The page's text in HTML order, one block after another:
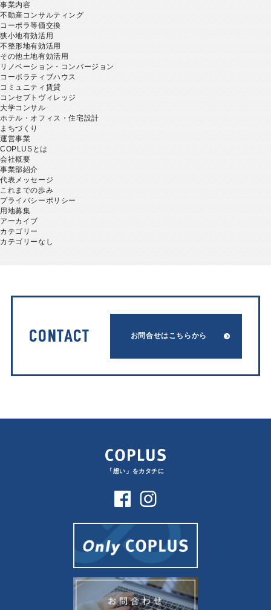
事業内容
不動産コンサルティング
コーポラ等価交換
狭小地有効活用
不整形地有効活用
その他土地有効活用
リノベーション・コンバージョン
コーポラティブハウス
コミュニティ賃貸
コンセプトヴィレッジ
大学コンサル
ホテル・オフィス・住宅設計
まちづくり
運営事業
COPLUSとは
会社概要
事業部紹介
代表メッセージ
これまでの歩み
プライバシーポリシー
用地募集
アーカイブ
カテゴリー
カテゴリーなし
CONTACT お問合せはこちらから
「想い」をカタチに